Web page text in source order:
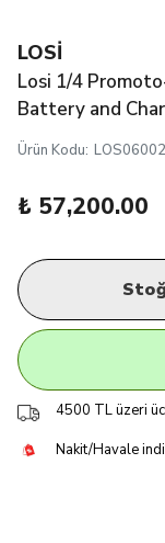
LOSİ
Losi 1/4
Battery and
Ürün Kodu: LOS06002
₺ 57,200.00
4500 TL üzeri
Nakit/Havale